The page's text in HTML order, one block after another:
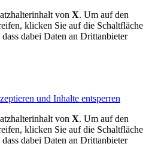
von X. Um auf den
klicken Sie auf die Schaltfläche
dabei Daten an Drittanbieter
und Inhalte entsperren
von X. Um auf den
klicken Sie auf die Schaltfläche
dabei Daten an Drittanbieter